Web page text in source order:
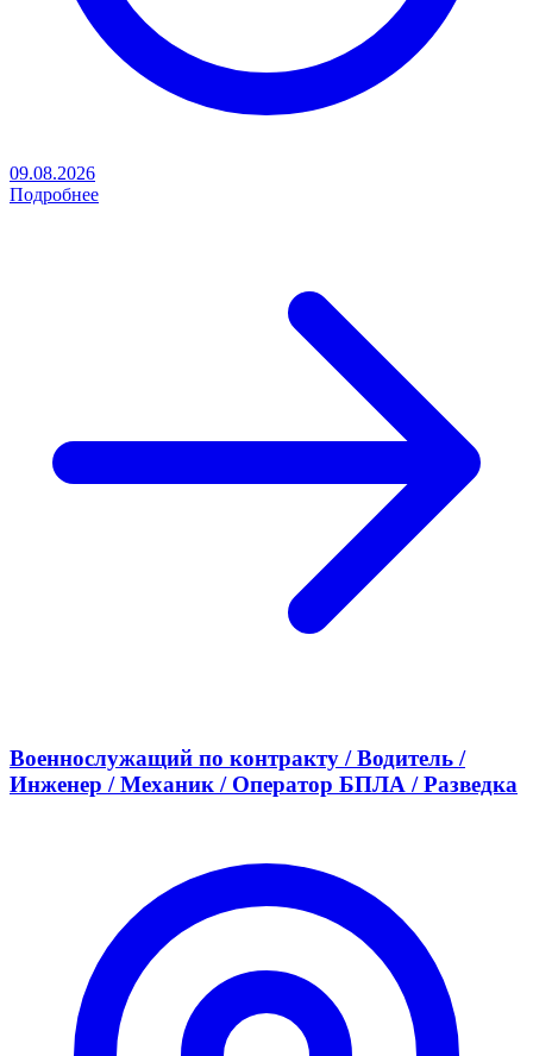
09.08.2026
Подробнее
Военнослужащий по контракту / Водитель /
Инженер / Механик / Оператор БПЛА / Разведка